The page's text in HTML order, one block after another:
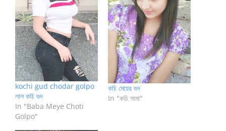
kochi gud chodar golpo
লাল কচি গুদ
In "Baba Meye Choti
Golpo"
কচি মেয়ের গুদ
In "কচি সামা"